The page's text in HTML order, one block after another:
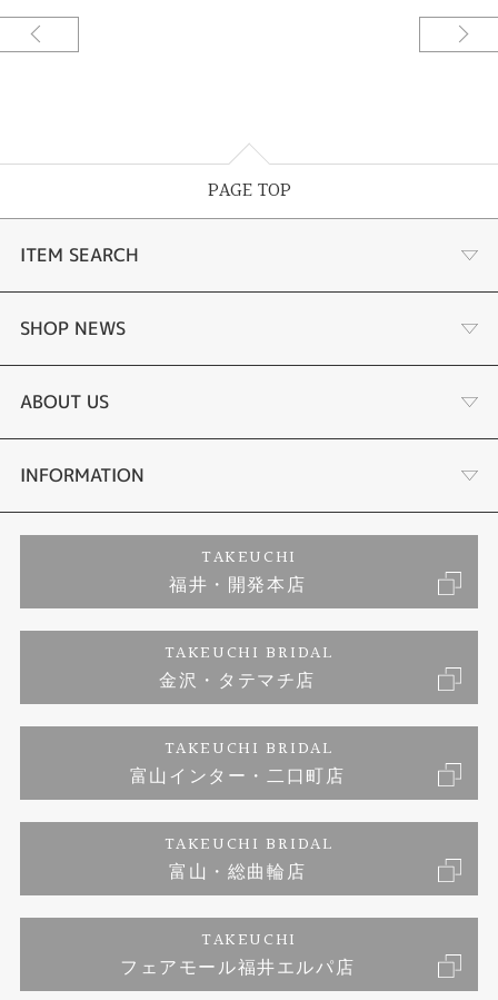
PAGE TOP
ITEM SEARCH
婚約指輪
結婚指輪
セットリング
エタニティーリング
婚約ネックレス
SHOP NEWS
サプライズプロポーズ相談室
ダイヤモンドカッターブランド
アフターメンテナンス
金澤工房｜手作りペアリング
金澤工房｜手作り結婚指輪
金澤工房｜手作り婚約指輪プロポーズプラン
ABOUT US
店舗情報
お客様の声
INFORMATION
プライバシーポリシー
TAKEUCHI
福井・開発本店
TAKEUCHI BRIDAL
金沢・タテマチ店
TAKEUCHI BRIDAL
富山インター・二口町店
TAKEUCHI BRIDAL
富山・総曲輪店
TAKEUCHI
フェアモール福井エルパ店